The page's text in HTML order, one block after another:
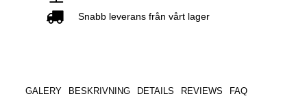
Snabb leverans från vårt lager
GALERY BESKRIVNING DETAILS REVIEWS FAQ